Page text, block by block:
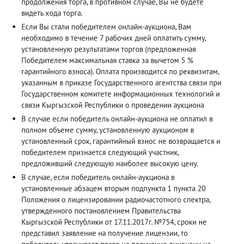
видеть хода торга.
Если Вы стали победителем онлайн-аукциона, Вам
необходимо в течение 7 рабочих дней оплатить сумму,
установленную результатами торгов (предложенная
Победителем максимальная ставка за вычетом 5 %
гарантийного взноса). Оплата производится по реквизитам,
указанным в приказе Государственного агентства связи при
Государственном комитете информационных технологий и
связи Кыргызской Республики о проведении аукциона
В случае если победитель онлайн-аукциона не оплатил в
полном объеме сумму, установленную аукционом в
установленный срок, гарантийный взнос не возвращается и
победителем признается следующий участник,
предложивший следующую наиболее высокую цену.
В случае, если победитель онлайн-аукциона в
установленные абзацем вторым подпункта 1 пункта 20
Положения о лицензировании радиочастотного спектра,
утвержденного постановлением Правительства
Кыргызской Республики от 17.11.2017г. №754, сроки не
представил заявление на получение лицензии, то